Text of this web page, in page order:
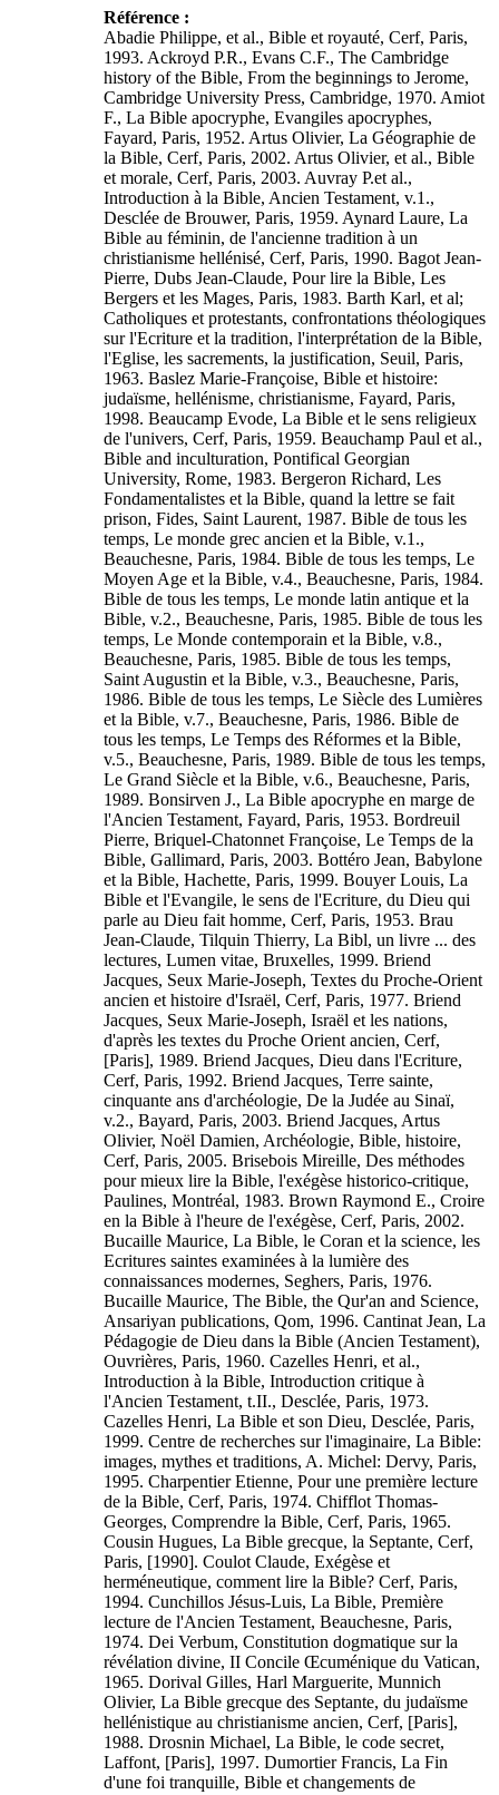
Référence :
Abadie Philippe, et al., Bible et royauté, Cerf, Paris,
1993. Ackroyd P.R., Evans C.F., The Cambridge
history of the Bible, From the beginnings to Jerome,
Cambridge University Press, Cambridge, 1970. Amiot
F., La Bible apocryphe, Evangiles apocryphes,
Fayard, Paris, 1952. Artus Olivier, La Géographie de
la Bible, Cerf, Paris, 2002. Artus Olivier, et al., Bible
et morale, Cerf, Paris, 2003. Auvray P.et al.,
Introduction à la Bible, Ancien Testament, v.1.,
Desclée de Brouwer, Paris, 1959. Aynard Laure, La
Bible au féminin, de l'ancienne tradition à un
christianisme hellénisé, Cerf, Paris, 1990. Bagot Jean-
Pierre, Dubs Jean-Claude, Pour lire la Bible, Les
Bergers et les Mages, Paris, 1983. Barth Karl, et al;
Catholiques et protestants, confrontations théologiques
sur l'Ecriture et la tradition, l'interprétation de la Bible,
l'Eglise, les sacrements, la justification, Seuil, Paris,
1963. Baslez Marie-Françoise, Bible et histoire:
judaïsme, hellénisme, christianisme, Fayard, Paris,
1998. Beaucamp Evode, La Bible et le sens religieux
de l'univers, Cerf, Paris, 1959. Beauchamp Paul et al.,
Bible and inculturation, Pontifical Georgian
University, Rome, 1983. Bergeron Richard, Les
Fondamentalistes et la Bible, quand la lettre se fait
prison, Fides, Saint Laurent, 1987. Bible de tous les
temps, Le monde grec ancien et la Bible, v.1.,
Beauchesne, Paris, 1984. Bible de tous les temps, Le
Moyen Age et la Bible, v.4., Beauchesne, Paris, 1984.
Bible de tous les temps, Le monde latin antique et la
Bible, v.2., Beauchesne, Paris, 1985. Bible de tous les
temps, Le Monde contemporain et la Bible, v.8.,
Beauchesne, Paris, 1985. Bible de tous les temps,
Saint Augustin et la Bible, v.3., Beauchesne, Paris,
1986. Bible de tous les temps, Le Siècle des Lumières
et la Bible, v.7., Beauchesne, Paris, 1986. Bible de
tous les temps, Le Temps des Réformes et la Bible,
v.5., Beauchesne, Paris, 1989. Bible de tous les temps,
Le Grand Siècle et la Bible, v.6., Beauchesne, Paris,
1989. Bonsirven J., La Bible apocryphe en marge de
l'Ancien Testament, Fayard, Paris, 1953. Bordreuil
Pierre, Briquel-Chatonnet Françoise, Le Temps de la
Bible, Gallimard, Paris, 2003. Bottéro Jean, Babylone
et la Bible, Hachette, Paris, 1999. Bouyer Louis, La
Bible et l'Evangile, le sens de l'Ecriture, du Dieu qui
parle au Dieu fait homme, Cerf, Paris, 1953. Brau
Jean-Claude, Tilquin Thierry, La Bibl, un livre ... des
lectures, Lumen vitae, Bruxelles, 1999. Briend
Jacques, Seux Marie-Joseph, Textes du Proche-Orient
ancien et histoire d'Israël, Cerf, Paris, 1977. Briend
Jacques, Seux Marie-Joseph, Israël et les nations,
d'après les textes du Proche Orient ancien, Cerf,
[Paris], 1989. Briend Jacques, Dieu dans l'Ecriture,
Cerf, Paris, 1992. Briend Jacques, Terre sainte,
cinquante ans d'archéologie, De la Judée au Sinaï,
v.2., Bayard, Paris, 2003. Briend Jacques, Artus
Olivier, Noël Damien, Archéologie, Bible, histoire,
Cerf, Paris, 2005. Brisebois Mireille, Des méthodes
pour mieux lire la Bible, l'exégèse historico-critique,
Paulines, Montréal, 1983. Brown Raymond E., Croire
en la Bible à l'heure de l'exégèse, Cerf, Paris, 2002.
Bucaille Maurice, La Bible, le Coran et la science, les
Ecritures saintes examinées à la lumière des
connaissances modernes, Seghers, Paris, 1976.
Bucaille Maurice, The Bible, the Qur'an and Science,
Ansariyan publications, Qom, 1996. Cantinat Jean, La
Pédagogie de Dieu dans la Bible (Ancien Testament),
Ouvrières, Paris, 1960. Cazelles Henri, et al.,
Introduction à la Bible, Introduction critique à
l'Ancien Testament, t.II., Desclée, Paris, 1973.
Cazelles Henri, La Bible et son Dieu, Desclée, Paris,
1999. Centre de recherches sur l'imaginaire, La Bible:
images, mythes et traditions, A. Michel: Dervy, Paris,
1995. Charpentier Etienne, Pour une première lecture
de la Bible, Cerf, Paris, 1974. Chifflot Thomas-
Georges, Comprendre la Bible, Cerf, Paris, 1965.
Cousin Hugues, La Bible grecque, la Septante, Cerf,
Paris, [1990]. Coulot Claude, Exégèse et
herméneutique, comment lire la Bible? Cerf, Paris,
1994. Cunchillos Jésus-Luis, La Bible, Première
lecture de l'Ancien Testament, Beauchesne, Paris,
1974. Dei Verbum, Constitution dogmatique sur la
révélation divine, II Concile Œcuménique du Vatican,
1965. Dorival Gilles, Harl Marguerite, Munnich
Olivier, La Bible grecque des Septante, du judaïsme
hellénistique au christianisme ancien, Cerf, [Paris],
1988. Drosnin Michael, La Bible, le code secret,
Laffont, [Paris], 1997. Dumortier Francis, La Fin
d'une foi tranquille, Bible et changements de